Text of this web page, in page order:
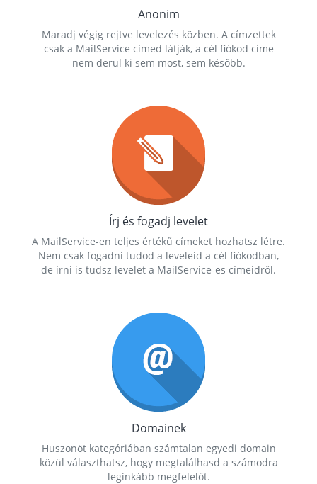
Anonim
Maradj végig rejtve levelezés közben. A címzettek
csak a MailService címed látják, a cél fiókod címe
nem derül ki sem most, sem később.
Írj és fogadj levelet
A MailService-en teljes értékű címeket hozhatsz létre.
Nem csak fogadni tudod a leveleid a cél fiókodban,
de írni is tudsz levelet a MailService-es címeidről.
Domainek
Huszonöt kategóriában számtalan egyedi domain
közül választhatsz, hogy megtalálhasd a számodra
leginkább megfelelőt.